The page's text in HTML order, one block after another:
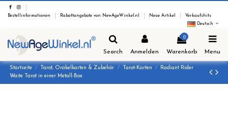
Bestellinformationen Rabattangebote von NewAgeWinkel.nl Neue Artikel
Verkaufshits
Deutsch
Search Anmelden
0
Warenkorb Menu
Startseite Tarot, Orakelkarten & Zubehör Tarot-Karten
Radiant Rider
Waite Tarot in einer Metall-Box